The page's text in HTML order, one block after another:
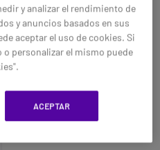
y analizar el rendimiento de
y anuncios basados en sus
aceptar el uso de cookies. Si
o personalizar el mismo puede
ACEPTAR